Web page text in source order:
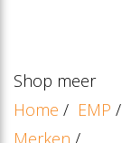
Shop meer
Home / EMP /
Merken /